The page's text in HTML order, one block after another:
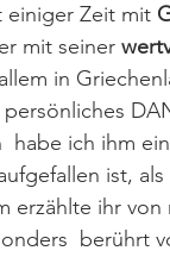
einiger Zeit mit
mit seiner
in
habe ich ihm
ist,
erzählte ihr
berührt